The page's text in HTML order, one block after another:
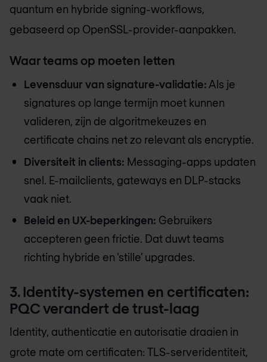
quantum en hybride signing-workflows,
gebaseerd op OpenSSL-provider-aanpakken.
Waar teams op moeten letten
Levensduur van signature-validatie: Als je
signatures op lange termijn moet kunnen
valideren, zijn de algoritmekeuzes en
certificate chains net zo relevant als encryptie.
Diversiteit in clients: Messaging-apps updaten
snel. E-mailclients, gateways en DLP-stacks
vaak niet.
Beleid en UX-beperkingen: Gebruikers
accepteren geen frictie. Dat duwt teams
richting hybride en ‘stille’ upgrades.
3. Identity-systemen en certificaten:
PQC verandert de trust-laag
Identity, authenticatie en autorisatie draaien in
grote mate om certificaten: TLS-serveridentiteit,